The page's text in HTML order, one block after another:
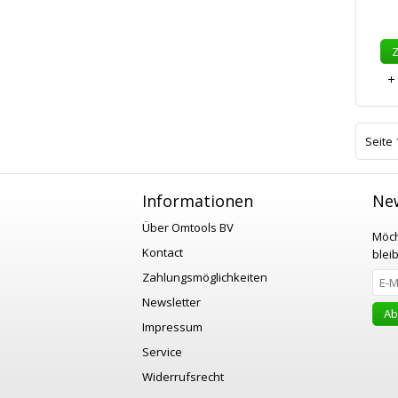
Seite
Informationen
Über Omtools BV
Kontact
Zahlungsmöglichkeiten
Newsletter
Impressum
Service
Widerrufsrecht